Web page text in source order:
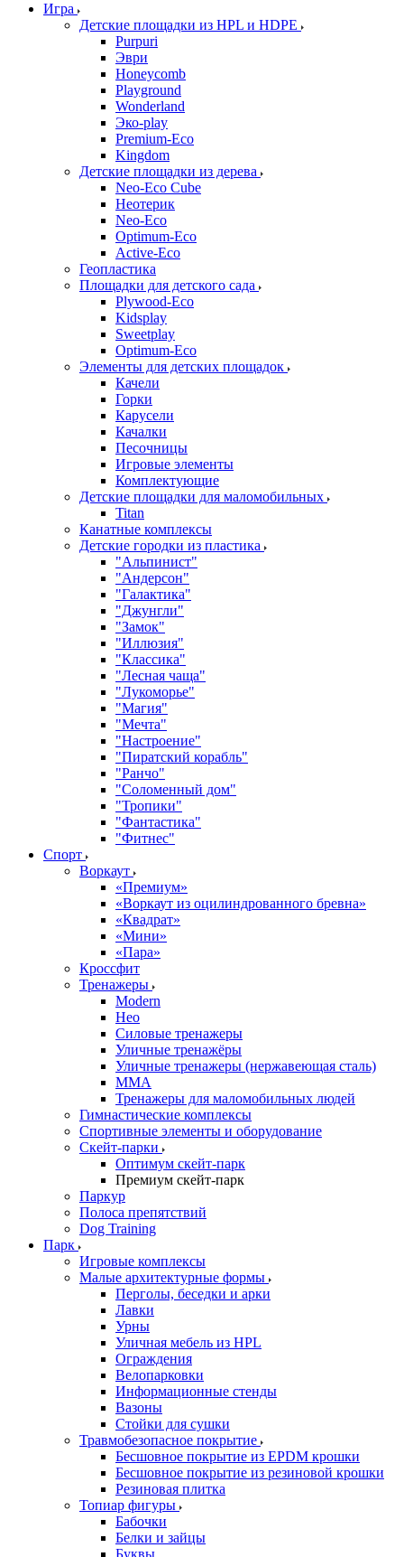
Игра
Детские площадки из HPL и HDPE
Purpuri
Эври
Honeycomb
Playground
Wonderland
Эко-play
Premium-Eco
Kingdom
Детские площадки из дерева
Neo-Eco Cube
Неотерик
Neo-Eco
Оptimum-Еco
Active-Eco
Геопластика
Площадки для детского сада
Plywood-Eco
Kidsplay
Sweetplay
Оptimum-Еco
Элементы для детских площадок
Качели
Горки
Карусели
Качалки
Песочницы
Игровые элементы
Комплектующие
Детские площадки для маломобильных
Titan
Канатные комплексы
Детские городки из пластика
"Альпинист"
"Андерсон"
"Галактика"
"Джунгли"
"Замок"
"Иллюзия"
"Классика"
"Лесная чаща"
"Лукоморье"
"Магия"
"Мечта"
"Настроение"
"Пиратский корабль"
"Ранчо"
"Соломенный дом"
"Тропики"
"Фантастика"
"Фитнес"
Спорт
Воркаут
«Премиум»
«Воркаут из оцилиндрованного бревна»
«Квадрат»
«Мини»
«Пара»
Кроссфит
Тренажеры
Modern
Нео
Силовые тренажеры
Уличные тренажёры
Уличные тренажеры (нержавеющая сталь)
ММА
Тренажеры для маломобильных людей
Гимнастические комплексы
Спортивные элементы и оборудование
Скейт-парки
Оптимум скейт-парк
Премиум скейт-парк
Паркур
Полоса препятствий
Dog Training
Парк
Игровые комплексы
Малые архитектурные формы
Перголы, беседки и арки
Лавки
Урны
Уличная мебель из HPL
Ограждения
Велопарковки
Информационные стенды
Вазоны
Стойки для сушки
Травмобезопасное покрытие
Бесшовное покрытие из EPDM крошки
Бесшовное покрытие из резиновой крошки
Резиновая плитка
Топиар фигуры
Бабочки
Белки и зайцы
Буквы